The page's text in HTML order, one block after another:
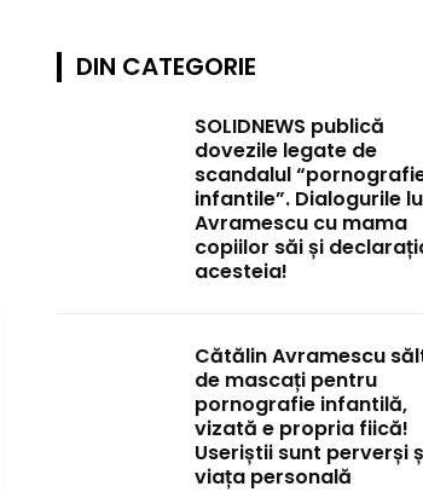
DIN CATEGORIE
SOLIDNEWS publică
dovezile legate de
scandalul
infantile”. Dialogurile
Avramescu cu mama
copiilor săi și
acesteia!
Cătălin Avramescu
de mascați pentru
pornografie infantilă,
vizată e propria fiică!
Useriștii sunt perverși
viața personală